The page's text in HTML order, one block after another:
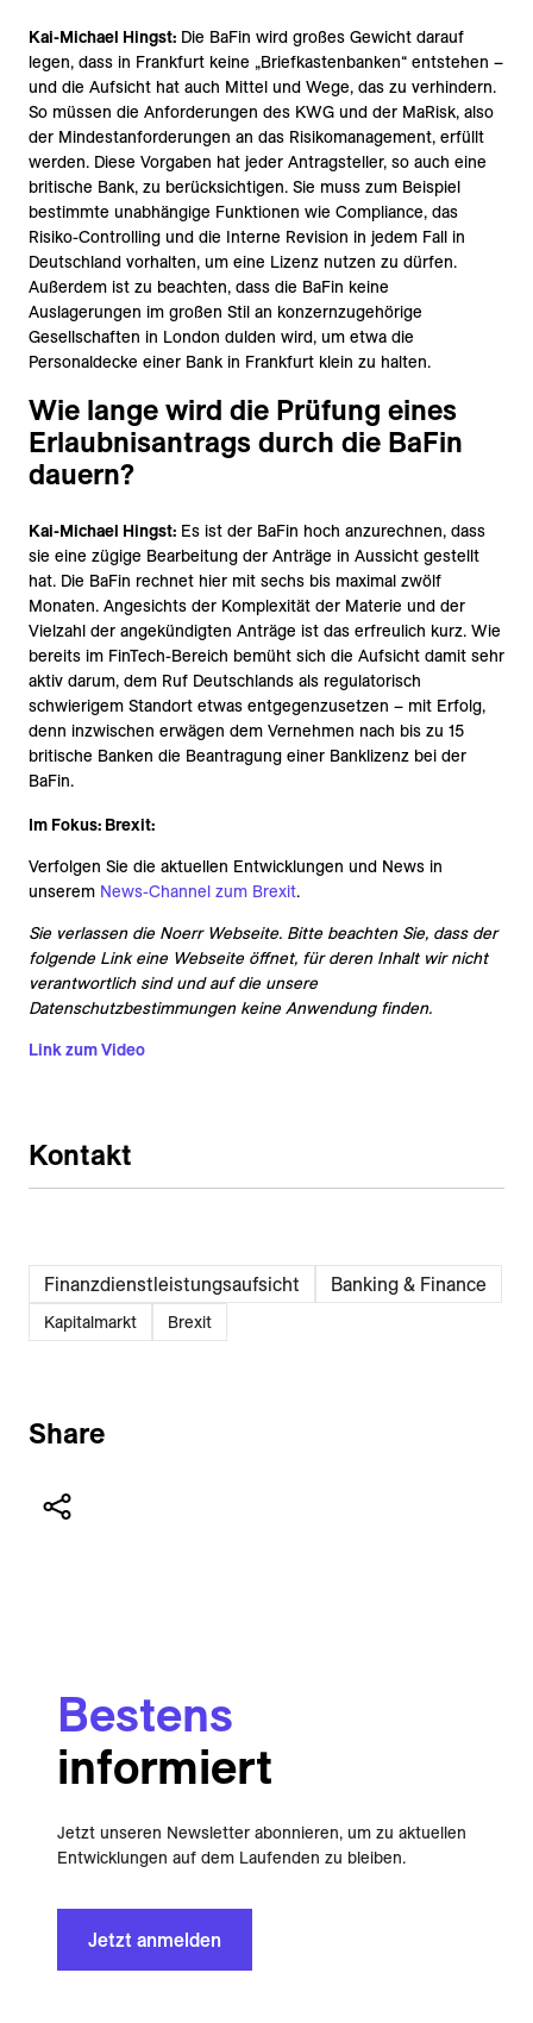
Kai-Michael Hingst: Die BaFin wird großes Gewicht darauf
legen, dass in Frankfurt keine „Briefkastenbanken“ entstehen –
und die Aufsicht hat auch Mittel und Wege, das zu verhindern.
So müssen die Anforderungen des KWG und der MaRisk, also
der Mindestanforderungen an das Risikomanagement, erfüllt
werden. Diese Vorgaben hat jeder Antragsteller, so auch eine
britische Bank, zu berücksichtigen. Sie muss zum Beispiel
bestimmte unabhängige Funktionen wie Compliance, das
Risiko-Controlling und die Interne Revision in jedem Fall in
Deutschland vorhalten, um eine Lizenz nutzen zu dürfen.
Außerdem ist zu beachten, dass die BaFin keine
Auslagerungen im großen Stil an konzernzugehörige
Gesellschaften in London dulden wird, um etwa die
Personaldecke einer Bank in Frankfurt klein zu halten.
Wie lange wird die Prüfung eines
Erlaubnisantrags durch die BaFin
dauern?
Kai-Michael Hingst: Es ist der BaFin hoch anzurechnen, dass
sie eine zügige Bearbeitung der Anträge in Aussicht gestellt
hat. Die BaFin rechnet hier mit sechs bis maximal zwölf
Monaten. Angesichts der Komplexität der Materie und der
Vielzahl der angekündigten Anträge ist das erfreulich kurz. Wie
bereits im FinTech-Bereich bemüht sich die Aufsicht damit sehr
aktiv darum, dem Ruf Deutschlands als regulatorisch
schwierigem Standort etwas entgegenzusetzen – mit Erfolg,
denn inzwischen erwägen dem Vernehmen nach bis zu 15
britische Banken die Beantragung einer Banklizenz bei der
BaFin.
Im Fokus: Brexit:
Verfolgen Sie die aktuellen Entwicklungen und News in
unserem News-Channel zum Brexit.
Sie verlassen die Noerr Webseite. Bitte beachten Sie, dass der
folgende Link eine Webseite öffnet, für deren Inhalt wir nicht
verantwortlich sind und auf die unsere
Datenschutzbestimmungen keine Anwendung finden.
Link zum Video
Kontakt
Finanzdienstleistungsaufsicht Banking & Finance
Kapitalmarkt Brexit
Share
Bestens
informiert
Jetzt unseren Newsletter abonnieren, um zu aktuellen
Entwicklungen auf dem Laufenden zu bleiben.
Jetzt anmelden